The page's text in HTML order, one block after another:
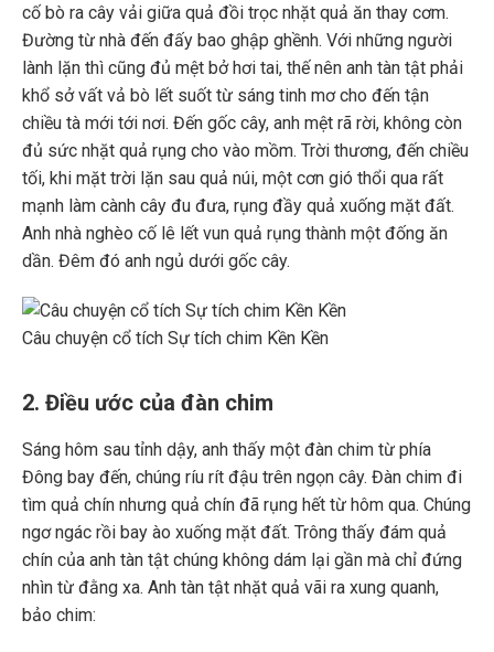
cố bò ra cây vải giữa quả đồi trọc nhặt quả ăn thay cơm.
Đường từ nhà đến đấy bao ghập ghềnh. Với những người
lành lặn thì cũng đủ mệt bở hơi tai, thế nên anh tàn tật phải
khổ sở vất vả bò lết suốt từ sáng tinh mơ cho đến tận
chiều tà mới tới nơi. Đến gốc cây, anh mệt rã rời, không còn
đủ sức nhặt quả rụng cho vào mồm. Trời thương, đến chiều
tối, khi mặt trời lặn sau quả núi, một cơn gió thổi qua rất
mạnh làm cành cây đu đưa, rụng đầy quả xuống mặt đất.
Anh nhà nghèo cố lê lết vun quả rụng thành một đống ăn
dần. Đêm đó anh ngủ dưới gốc cây.
Câu chuyện cổ tích Sự tích chim Kền Kền
2. Điều ước của đàn chim
Sáng hôm sau tỉnh dậy, anh thấy một đàn chim từ phía
Đông bay đến, chúng ríu rít đậu trên ngọn cây. Đàn chim đi
tìm quả chín nhưng quả chín đã rụng hết từ hôm qua. Chúng
ngơ ngác rồi bay ào xuống mặt đất. Trông thấy đám quả
chín của anh tàn tật chúng không dám lại gần mà chỉ đứng
nhìn từ đằng xa. Anh tàn tật nhặt quả vãi ra xung quanh,
bảo chim: